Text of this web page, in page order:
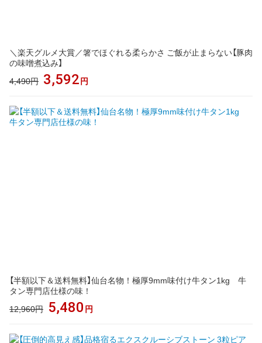
＼楽天グルメ大賞／箸でほぐれる柔らかさ ご飯が止まらない【豚肉
の味噌煮込み】
4,490円 3,592 円
【半額以下＆送料無料】仙台名物！極厚9mm味付け牛タン1kg 牛
タン専門店仕様の味！
12,960円 5,480 円